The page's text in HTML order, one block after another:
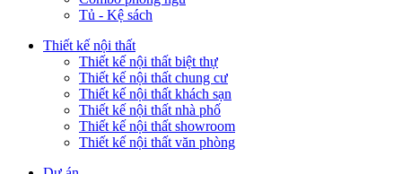
Tủ - Kệ sách
Thiết kế nội thất
Thiết kế nội thất biệt thự
Thiết kế nội thất chung cư
Thiết kế nội thất khách sạn
Thiết kế nội thất nhà phố
Thiết kế nội thất showroom
Thiết kế nội thất văn phòng